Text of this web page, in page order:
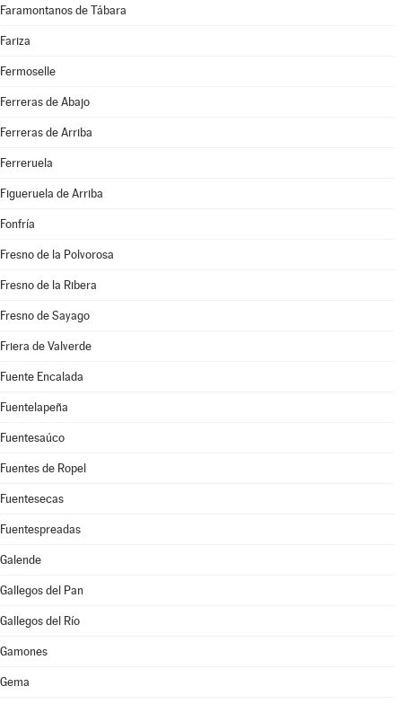
Faramontanos de Tábara
Fariza
Fermoselle
Ferreras de Abajo
Ferreras de Arriba
Ferreruela
Figueruela de Arriba
Fonfría
Fresno de la Polvorosa
Fresno de la Ribera
Fresno de Sayago
Friera de Valverde
Fuente Encalada
Fuentelapeña
Fuentesaúco
Fuentes de Ropel
Fuentesecas
Fuentespreadas
Galende
Gallegos del Pan
Gallegos del Río
Gamones
Gema